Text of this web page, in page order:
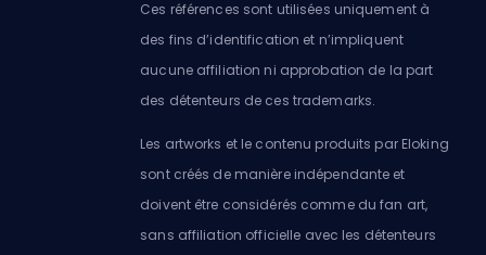
Ces références sont utilisées uniquement à
des fins d’identification et n’impliquent
aucune affiliation ni approbation de la part
des détenteurs de ces trademarks.
Les artworks et le contenu produits par Eloking
sont créés de manière indépendante et
doivent être considérés comme du fan art,
sans affiliation officielle avec les détenteurs